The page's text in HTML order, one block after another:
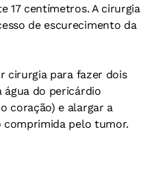
17 centímetros. A cirurgia
de escurecimento da
cirurgia para fazer dois
do pericárdio
coração) e alargar a
comprimida pelo tumor.